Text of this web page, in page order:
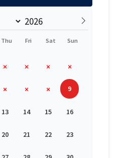
Thu Fri Sat Sun
30 31 1 2
6 7 8 9
13 14 15 16
20 21 22 23